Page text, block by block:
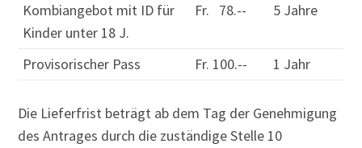
Kombiangebot mit ID für
Kinder unter 18 J.
Fr. 78.-- 5 Jahre
Provisorischer Pass Fr. 100.-- 1 Jahr
Die Lieferfrist beträgt ab dem Tag der Genehmigung
des Antrages durch die zuständige Stelle 10